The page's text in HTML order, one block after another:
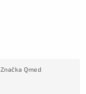
Značka Qmed